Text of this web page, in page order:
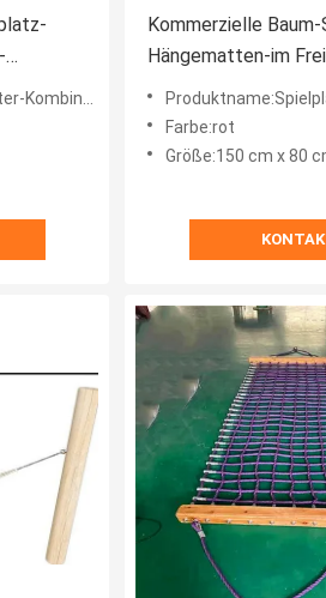
Kommerzielle
Hängematten-im
Hochleistungs-
Farbe:rot
Größe:150 cm x 80